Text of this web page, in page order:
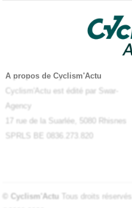
A propos de Cyclism'Actu
Cyclism'Actu est édité par Swar-
Agency
17 rue de la Suarlée, 5080 Rhisnes
SPRLS BE 0836.273.820
© Cyclism'Actu Tous droits réservés